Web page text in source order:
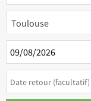
Toulouse